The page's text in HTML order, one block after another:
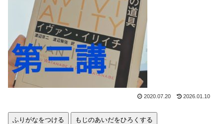
2020.07.20 2026.01.10
ふりがなをつける もじのあいだをひろくする